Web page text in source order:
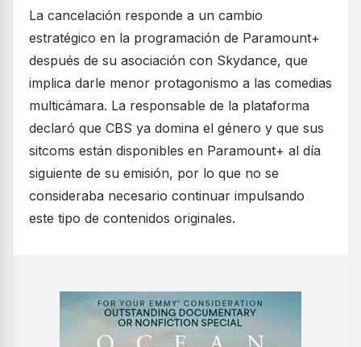
La cancelación responde a un cambio
estratégico en la programación de Paramount+
después de su asociación con Skydance, que
implica darle menor protagonismo a las comedias
multicámara. La responsable de la plataforma
declaró que CBS ya domina el género y que sus
sitcoms están disponibles en Paramount+ al día
siguiente de su emisión, por lo que no se
consideraba necesario continuar impulsando
este tipo de contenidos originales.